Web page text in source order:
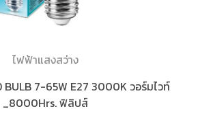
ไฟฟ้าแสงสว่าง
BULB 7-65W E27 3000K วอร์มไวท์
_8000Hrs. ฟิลิปส์